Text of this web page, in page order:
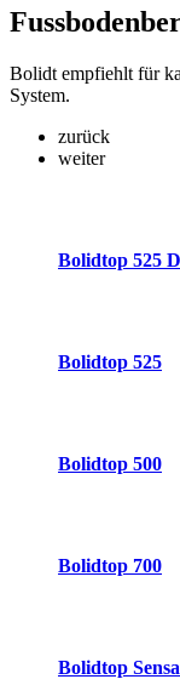
Bolidt empfiehlt für
System.
zurück
weiter
Bolidtop 525
Bolidtop 525
Bolidtop 500
Bolidtop 700
Bolidtop